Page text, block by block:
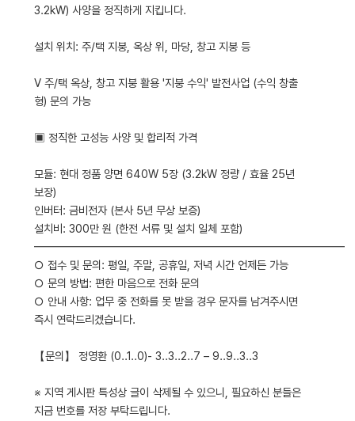
3.2kW) 사양을 정직하게 지킵니다.
설치 위치: 주/택 지붕, 옥상 위, 마당, 창고 지붕 등
V 주/택 옥상, 창고 지붕 활용 '지붕 수익' 발전사업 (수익 창출
형) 문의 가능
▣ 정직한 고성능 사양 및 합리적 가격
모듈: 현대 정품 양면 640W 5장 (3.2kW 정량 / 효율 25년
보장)
인버터: 금비전자 (본사 5년 무상 보증)
설치비: 300만 원 (한전 서류 및 설치 일체 포함)
○ 접수 및 문의: 평일, 주말, 공휴일, 저녁 시간 언제든 가능
○ 문의 방법: 편한 마음으로 전화 문의
○ 안내 사항: 업무 중 전화를 못 받을 경우 문자를 남겨주시면
즉시 연락드리겠습니다.
【문의】 정영환 (0..1..0)- 3..3..2..7 – 9..9..3..3
※ 지역 게시판 특성상 글이 삭제될 수 있으니, 필요하신 분들은
지금 번호를 저장 부탁드립니다.